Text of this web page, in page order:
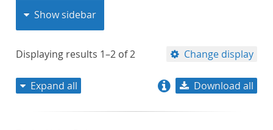
Show sidebar
Displaying results 1–2 of2 Change display
Expand all Download all